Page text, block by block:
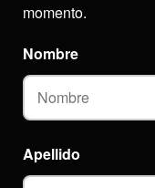
momento.
Nombre
Apellido